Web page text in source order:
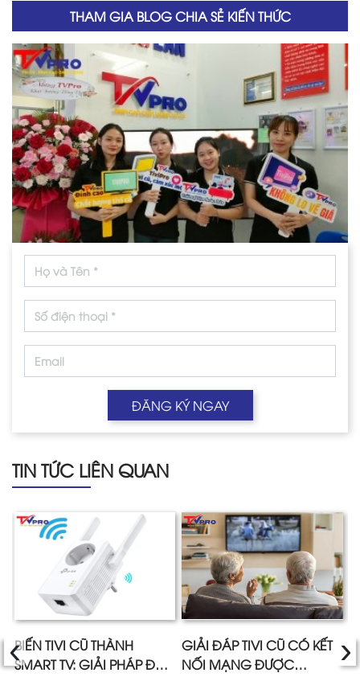
THAM GIA BLOG CHIA SẺ KIẾN THỨC
ĐĂNG KÝ NGAY
TIN TỨC LIÊN QUAN
BIẾN TIVI CŨ THÀNH
SMART TV: GIẢI PHÁP ĐẦU
GIẢI ĐÁP TIVI CŨ CÓ KẾT
NỐI MẠNG ĐƯỢC
‹ ›